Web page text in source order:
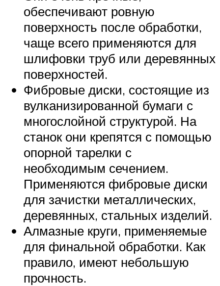
обеспечивают ровную
поверхность после обработки,
чаще всего применяются для
шлифовки труб или деревянных
поверхностей.
Фибровые диски, состоящие из
вулканизированной бумаги с
многослойной структурой. На
станок они крепятся с помощью
опорной тарелки с
необходимым сечением.
Применяются фибровые диски
для зачистки металлических,
деревянных, стальных изделий.
Алмазные круги, применяемые
для финальной обработки. Как
правило, имеют небольшую
прочность.